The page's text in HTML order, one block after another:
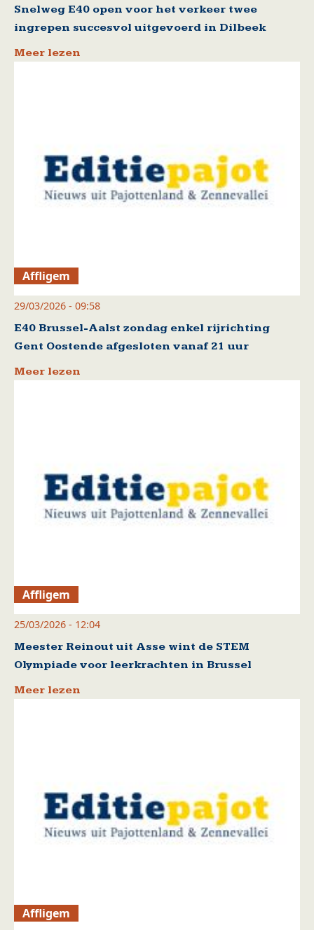
Snelweg E40 open voor het verkeer twee
ingrepen succesvol uitgevoerd in Dilbeek
Meer lezen
Affligem
29/03/2026 - 09:58
E40 Brussel-Aalst zondag enkel rijrichting
Gent Oostende afgesloten vanaf 21 uur
Meer lezen
Affligem
25/03/2026 - 12:04
Meester Reinout uit Asse wint de STEM
Olympiade voor leerkrachten in Brussel
Meer lezen
Affligem